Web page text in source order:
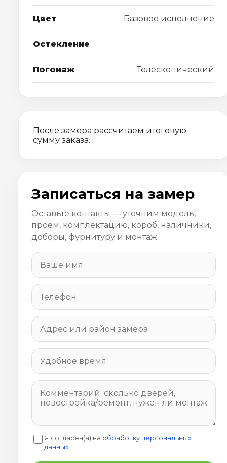
Цвет Базовое исполнение
Остекление
Погонаж Телескопический
После замера рассчитаем итоговую
сумму заказа.
Записаться на замер
Оставьте контакты — уточним модель,
проём, комплектацию, короб, наличники,
доборы, фурнитуру и монтаж.
Я согласен(а) на обработку персональных
данных